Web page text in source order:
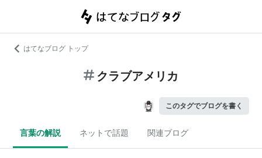
はてなブログ トップ
クラブアメリカ
このタグでブログを書く
言葉の解説 ネットで話題 関連ブログ